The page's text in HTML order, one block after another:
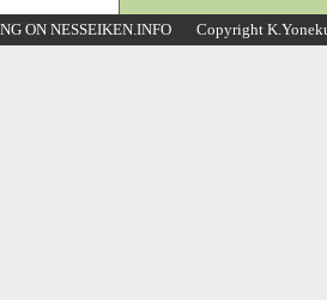
ON NESSEIKEN.INFO Copyright